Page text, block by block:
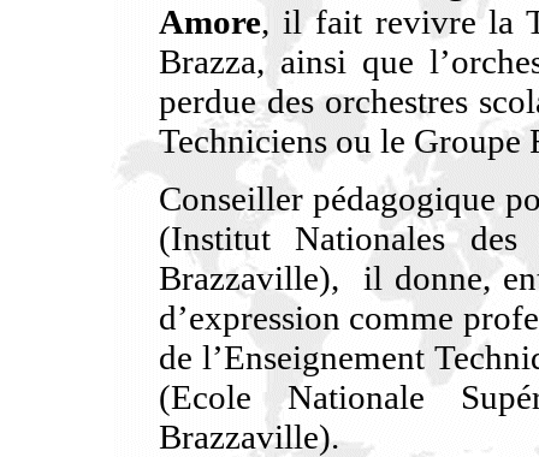
Amore, il fait revivre la
Brazza, ainsi que
perdue des orchestres
Techniciens ou le Groupe
Conseiller pédagogique
(Institut Nationales
Brazzaville), il donne,
d’expression comme
de l’Enseignement
(Ecole Nationale
Brazzaville).